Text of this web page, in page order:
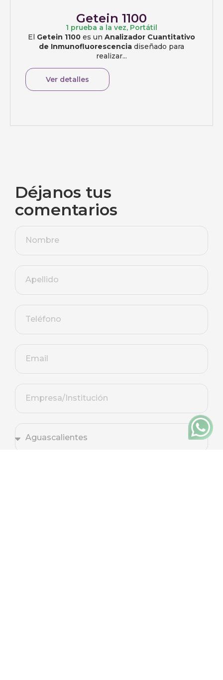
Getein 1100
1 prueba a la vez, Portátil
El Getein 1100 es un Analizador Cuantitativo
de Inmunofluorescencia diseñado para
realizar...
Ver detalles
Déjanos tus
comentarios